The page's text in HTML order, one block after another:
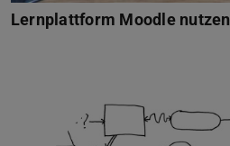
Lernplattform Moodle nutzen